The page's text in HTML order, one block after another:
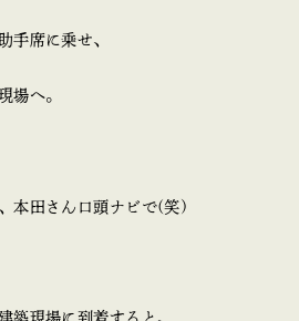
手席に乗せ、
場へ。
本田さん口頭ナビで(笑)
築現場に到着すると、